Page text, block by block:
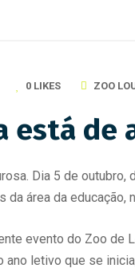
0 LIKES ZOO
está
Dia 5 de
área da
evento do Zoo
letivo que se